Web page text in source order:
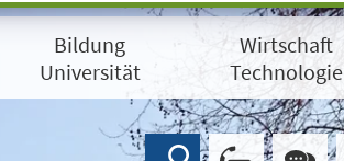
Bildung
Universität
Wirtschaft
Technologie